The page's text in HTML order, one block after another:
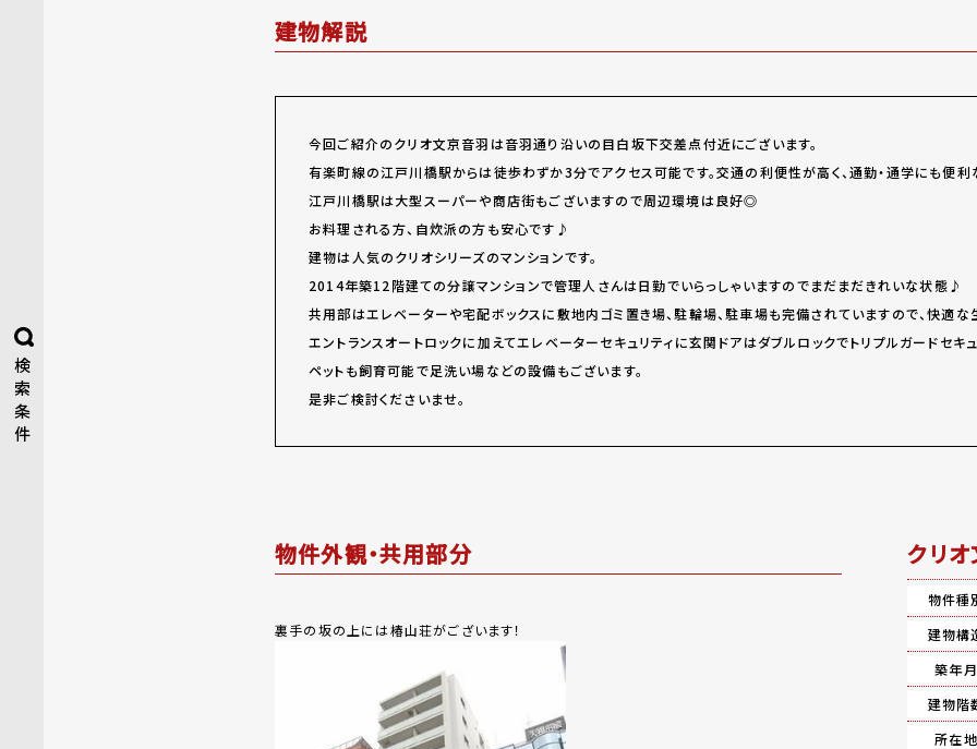
検
索
条
件
建物解説
今回ご紹介のクリオ文京音羽は音羽通り沿いの目白坂下交差点付近にございます。
有楽町線の江戸川橋駅からは徒歩わずか3分でアクセス可能です。交通の利便性が高く、通勤・通学にも便利
江戸川橋駅は大型スーパーや商店街もございますので周辺環境は良好◎
お料理される方、自炊派の方も安心です♪
建物は人気のクリオシリーズのマンションです。
2014年築12階建ての分譲マンションで管理人さんは日勤でいらっしゃいますのでまだまだきれいな状態♪
共用部はエレベーターや宅配ボックスに敷地内ゴミ置き場、駐輪場、駐車場も完備されていますので、快適な
エントランスオートロックに加えてエレベーターセキュリティに玄関ドアはダブルロックでトリプルガードセキュ
ペットも飼育可能で足洗い場などの設備もございます。
是非ご検討くださいませ。
物件外観・共用部分
裏手の坂の上には椿山荘がございます！
クリ
物件種
建物構
築年月
建物階
所在地